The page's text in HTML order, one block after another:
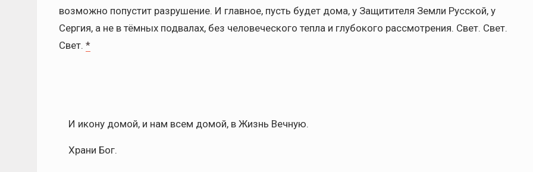
возможно попустит разрушение. И главное, пусть будет дома, у Защитителя Земли Русской, у
Сергия, а не в тёмных подвалах, без человеческого тепла и глубокого рассмотрения. Свет. Свет.
Свет. *
И икону домой, и нам всем домой, в Жизнь Вечную.
Храни Бог.